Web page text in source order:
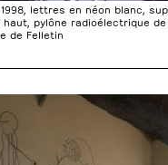
, 1998, lettres en néon blanc,
pylône radioélectrique de
de Felletin